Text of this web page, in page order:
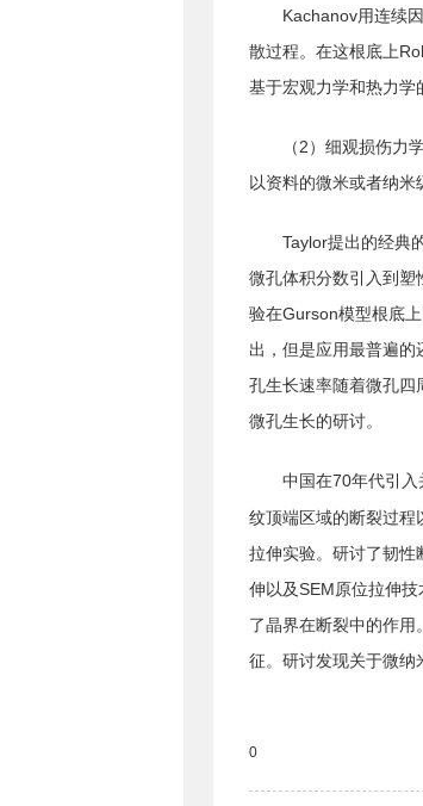
Kachanov用连续
散过程。在这根底上
基于宏观力学和热力学
（2）细观损伤力
以资料的微米或者纳米
Taylor提出的经典
微孔体积分数引入到
验在Gurson模型根底
出，但是应用最普遍
孔生长速率随着微孔四
微孔生长的研讨。
中国在70年代引
纹顶端区域的断裂过程
拉伸实验。研讨了韧性
伸以及SEM原位拉伸
了晶界在断裂中的作
征。研讨发现关于微纳
0